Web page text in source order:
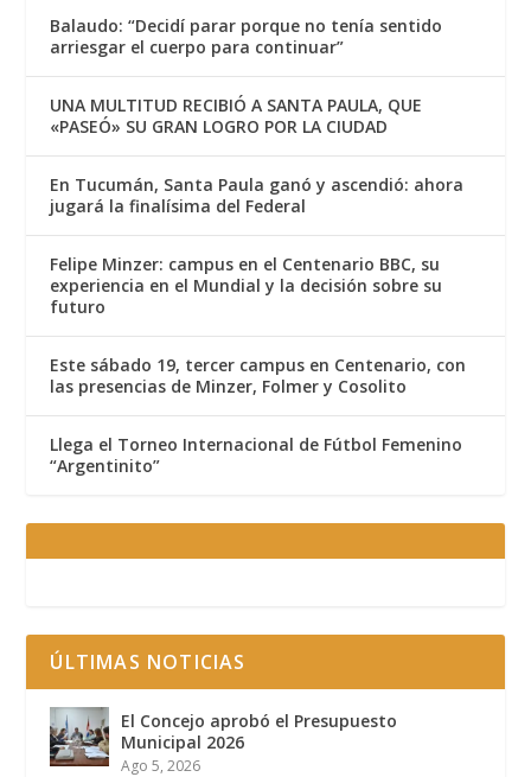
Balaudo: “Decidí parar porque no tenía sentido
arriesgar el cuerpo para continuar”
UNA MULTITUD RECIBIÓ A SANTA PAULA, QUE
«PASEÓ» SU GRAN LOGRO POR LA CIUDAD
En Tucumán, Santa Paula ganó y ascendió: ahora
jugará la finalísima del Federal
Felipe Minzer: campus en el Centenario BBC, su
experiencia en el Mundial y la decisión sobre su
futuro
Este sábado 19, tercer campus en Centenario, con
las presencias de Minzer, Folmer y Cosolito
Llega el Torneo Internacional de Fútbol Femenino
“Argentinito”
ÚLTIMAS NOTICIAS
El Concejo aprobó el Presupuesto
Municipal 2026
Ago 5, 2026